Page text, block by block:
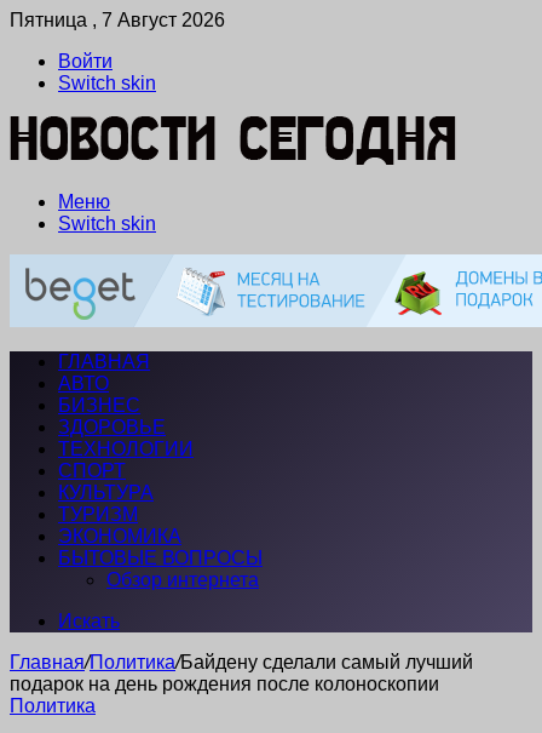
Пятница , 7 Август 2026
Войти
Switch skin
Меню
Switch skin
ГЛАВНАЯ
АВТО
БИЗНЕС
ЗДОРОВЬЕ
ТЕХНОЛОГИИ
СПОРТ
КУЛЬТУРА
ТУРИЗМ
ЭКОНОМИКА
БЫТОВЫЕ ВОПРОСЫ
Обзор интернета
Искать
Главная/Политика/Байдену сделали самый лучший
подарок на день рождения после колоноскопии
Политика